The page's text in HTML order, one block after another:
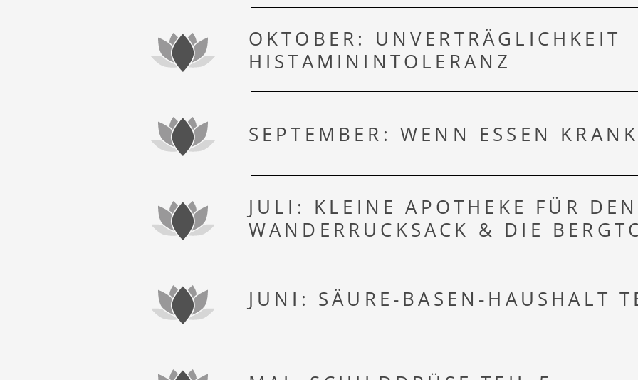
PREIDL SPA PREIDL
OKTOBER: UNVERTRÄGLICHKEIT
HISTAMININTOLERANZ
SEPTEMBER: WENN ESSEN
JULI: KLEINE APOTHEKE FÜR DEN
WANDERRUCKSACK & DIE
JUNI: SÄURE-BASEN-HAUSHALT